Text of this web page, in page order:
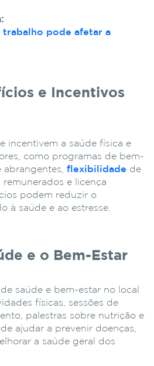
pode afetar a
e Incentivos
incentivem a saúde física e
como programas de bem-
abrangentes, flexibilidade de
e licença
podem reduzir o
à saúde e ao estresse.
e o Bem-Estar
saúde e bem-estar no local
físicas, sessões de
palestras sobre nutrição e
ajudar a prevenir doenças,
a saúde geral dos